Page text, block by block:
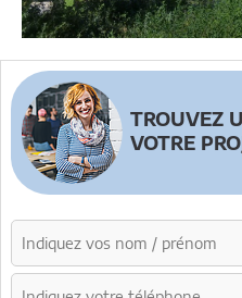
TROUVEZ
VOTRE